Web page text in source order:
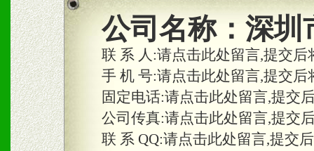
2、区域独家经营；建立区
合作关系。
三、物料及媒体
1、免费提供体验及宣传彩
公司名称： 深圳
联 系 人:请点击此处留言,提交
手 机 号:请点击此处留言,提交
固定电话:请点击此处留言,提交
公司传真:请点击此处留言,提交
联 系 QQ:请点击此处留言,提交